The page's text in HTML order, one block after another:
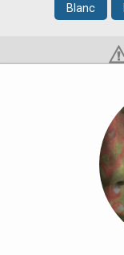
Blanc